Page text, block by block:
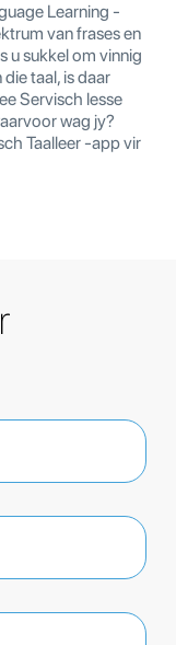
Learning -
van frases en
u sukkel om vinnig
taal, is daar
Servisch lesse
wag jy?
Taalleer -app vir